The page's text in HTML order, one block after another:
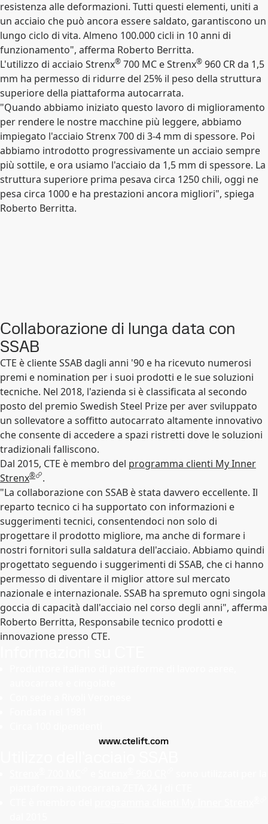
resistenza alle deformazioni. Tutti questi elementi, uniti a
un acciaio che può ancora essere saldato, garantiscono un
lungo ciclo di vita. Almeno 100.000 cicli in 10 anni di
funzionamento", afferma Roberto Berritta.
L'utilizzo di acciaio Strenx® 700 MC e Strenx® 960 CR da 1,5
mm ha permesso di ridurre del 25% il peso della struttura
superiore della piattaforma autocarrata.
"Quando abbiamo iniziato questo lavoro di miglioramento
per rendere le nostre macchine più leggere, abbiamo
impiegato l'acciaio Strenx 700 di 3-4 mm di spessore. Poi
abbiamo introdotto progressivamente un acciaio sempre
più sottile, e ora usiamo l'acciaio da 1,5 mm di spessore. La
struttura superiore prima pesava circa 1250 chili, oggi ne
pesa circa 1000 e ha prestazioni ancora migliori", spiega
Roberto Berritta.
Collaborazione di lunga data con
SSAB
CTE è cliente SSAB dagli anni '90 e ha ricevuto numerosi
premi e nomination per i suoi prodotti e le sue soluzioni
tecniche. Nel 2018, l'azienda si è classificata al secondo
posto del premio Swedish Steel Prize per aver sviluppato
un sollevatore a soffitto autocarrato altamente innovativo
che consente di accedere a spazi ristretti dove le soluzioni
tradizionali falliscono.
Dal 2015, CTE è membro del programma clienti My Inner
Strenx®
.
"La collaborazione con SSAB è stata davvero eccellente. Il
reparto tecnico ci ha supportato con informazioni e
suggerimenti tecnici, consentendoci non solo di
progettare il prodotto migliore, ma anche di formare i
nostri fornitori sulla saldatura dell'acciaio. Abbiamo quindi
progettato seguendo i suggerimenti di SSAB, che ci hanno
permesso di diventare il miglior attore sul mercato
nazionale e internazionale. SSAB ha spremuto ogni singola
goccia di capacità dall'acciaio nel corso degli anni", afferma
Roberto Berritta, Responsabile tecnico prodotti e
innovazione presso CTE.
www.ctelift.com